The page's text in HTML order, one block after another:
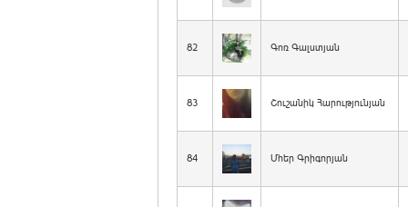
82 Գոռ Գալստյան
83 Շուշանիկ Հարությունյան
84 Մհեր Գրիգորյան